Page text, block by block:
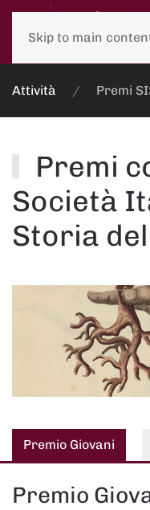
Skip to main
Attività Premi
Premi
Società
Storia
Premio Giovani
Premio